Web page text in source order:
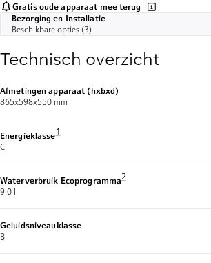
Gratis oude apparaat mee terug
Bezorging en Installatie
Beschikbare opties (3)
Technisch overzicht
Afmetingen apparaat (hxbxd)
865x598x550 mm
EnergieklasseVoetnoot 1: Energie-efficiëntieklasse schaal
1
C
Waterverbruik EcoprogrammaVoetnoot 2:
2
9.0 l
Geluidsniveauklasse
B